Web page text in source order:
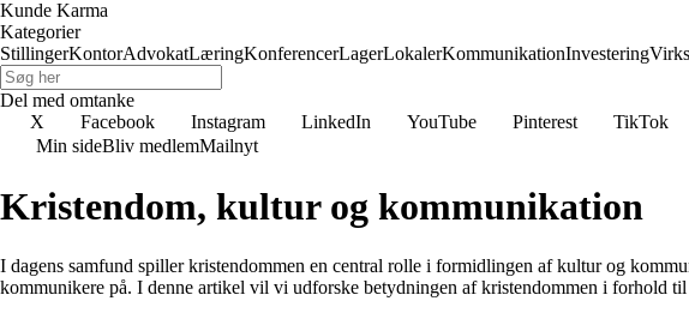
Kunde Karma
Kategorier
StillingerKontorAdvokatLæringKonferencerLagerLokalerKommunikationInvestering
Del med omtanke
X
Facebook Instagram LinkedIn YouTube Pinterest TikTok
Min sideBliv medlemMailnyt
Kristendom, kultur og kommunikation
I dagens samfund spiller kristendommen en central rolle i formidlingen af kultur og
kommunikere på. I denne artikel vil vi udforske betydningen af kristendommen i forhold